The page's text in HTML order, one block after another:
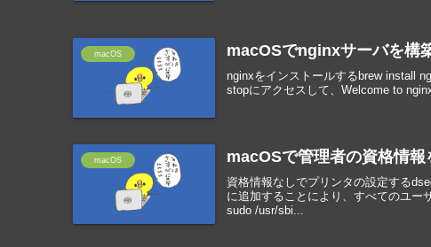
macOS macOSでnginxサーバを構
nginxをインストールするbrew install
stopにアクセスして、Welcome to
macOS macOSで管理者の資格情
資格情報なしでプリンタの設定する
に追加することにより、すべてのユー
sudo /usr/sbi...